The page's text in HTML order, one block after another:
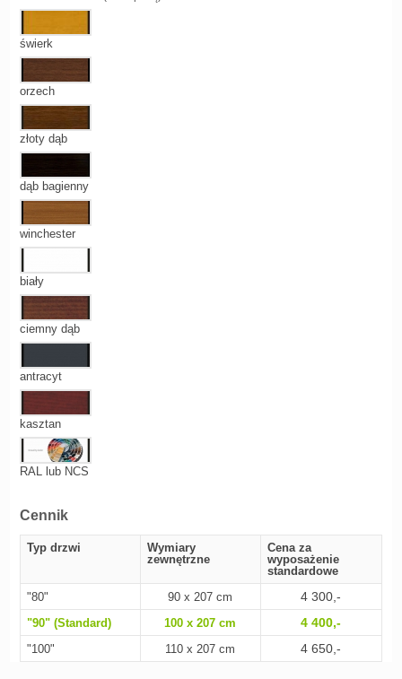
świerk
orzech
złoty dąb
dąb bagienny
winchester
biały
ciemny dąb
antracyt
kasztan
RAL lub NCS
Cennik
Typ drzwi
Wymiary
zewnętrzne
Cena za
wyposażenie
standardowe
"80"
90 x 207 cm 4 300,-
"90" (Standard) 100 x 207 cm 4 400,-
"100" 110 x 207 cm 4 650,-